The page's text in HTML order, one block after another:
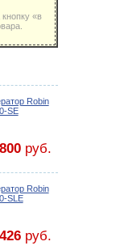
«в
Robin
SE
руб.
Robin
SLE
руб.